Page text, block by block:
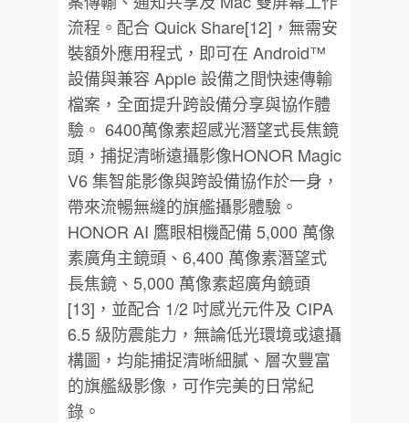
流程。配合 Quick Share[12]，無需安
裝額外應用程式，即可在 Android™
設備與兼容 Apple 設備之間快速傳輸
檔案，全面提升跨設備分享與協作體
驗。 6400萬像素超感光潛望式長焦鏡
頭，捕捉清晰遠攝影像HONOR Magic
V6 集智能影像與跨設備協作於一身，
帶來流暢無縫的旗艦攝影體驗。
HONOR AI 鷹眼相機配備 5,000 萬像
素廣角主鏡頭、6,400 萬像素潛望式
長焦鏡、5,000 萬像素超廣角鏡頭
[13]，並配合 1/2 吋感光元件及 CIPA
6.5 級防震能力，無論低光環境或遠攝
構圖，均能捕捉清晰細膩、層次豐富
的旗艦級影像，可作完美的日常紀
錄。